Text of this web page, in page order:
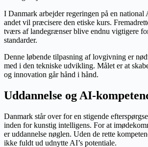
I Danmark arbejder regeringen på en national
andet vil præcisere den etiske kurs.
tværs af landegrænser blive endnu vigtigere
standarder.
Denne løbende tilpasning af lovgivning er
med i den tekniske udvikling. Målet er at
og innovation går hånd i hånd.
Uddannelse og AI-
Danmark står over for en stigende
inden for kunstig intelligens. For at
er uddannelse nøglen. Uden de rette
ikke fuldt ud udnytte AI’s potentiale.